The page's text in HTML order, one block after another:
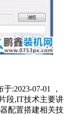
:2023-07-01 ，
段,IT技术主要讲
配置搭建相关技